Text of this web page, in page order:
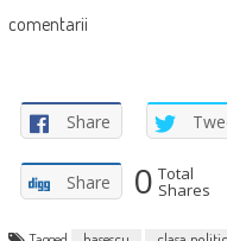
comentarii
Share
Share 0 Total
Shares